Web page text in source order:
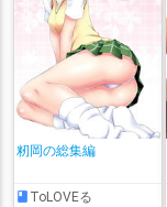
籾岡の総集編
ToLOVEる